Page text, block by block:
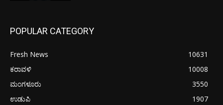
POPULAR CATEGORY
Fresh News
10631
ಕರಾವಳಿ
10008
ಮಂಗಳೂರು
3550
ಉಡುಪಿ
1907